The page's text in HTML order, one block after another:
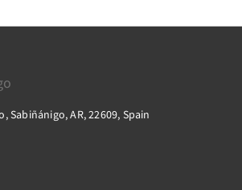
Sabiñánigo, AR, 22609, Spain